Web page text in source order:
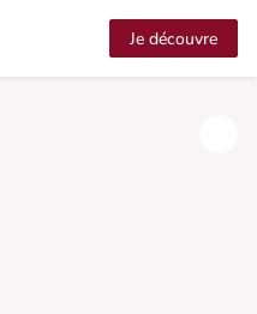
Je découvre